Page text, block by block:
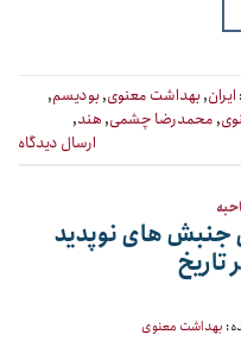
ایران,بهداشت معنوی,بودیسم,
,محمدرضا چشمی,هند,
ارسال دیدگاه
های نوپدید
تاریخ
بهداشت معنوی